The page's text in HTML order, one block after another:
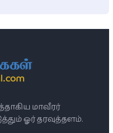
மாவீரர்
ஓர் தரவுத்தளம்.